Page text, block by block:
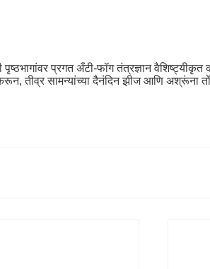
प्रगत अँटी-फॉग तंत्रज्ञान
तीव्र सामन्यांच्या दैनंदिन झीज आणि अश्रूंना